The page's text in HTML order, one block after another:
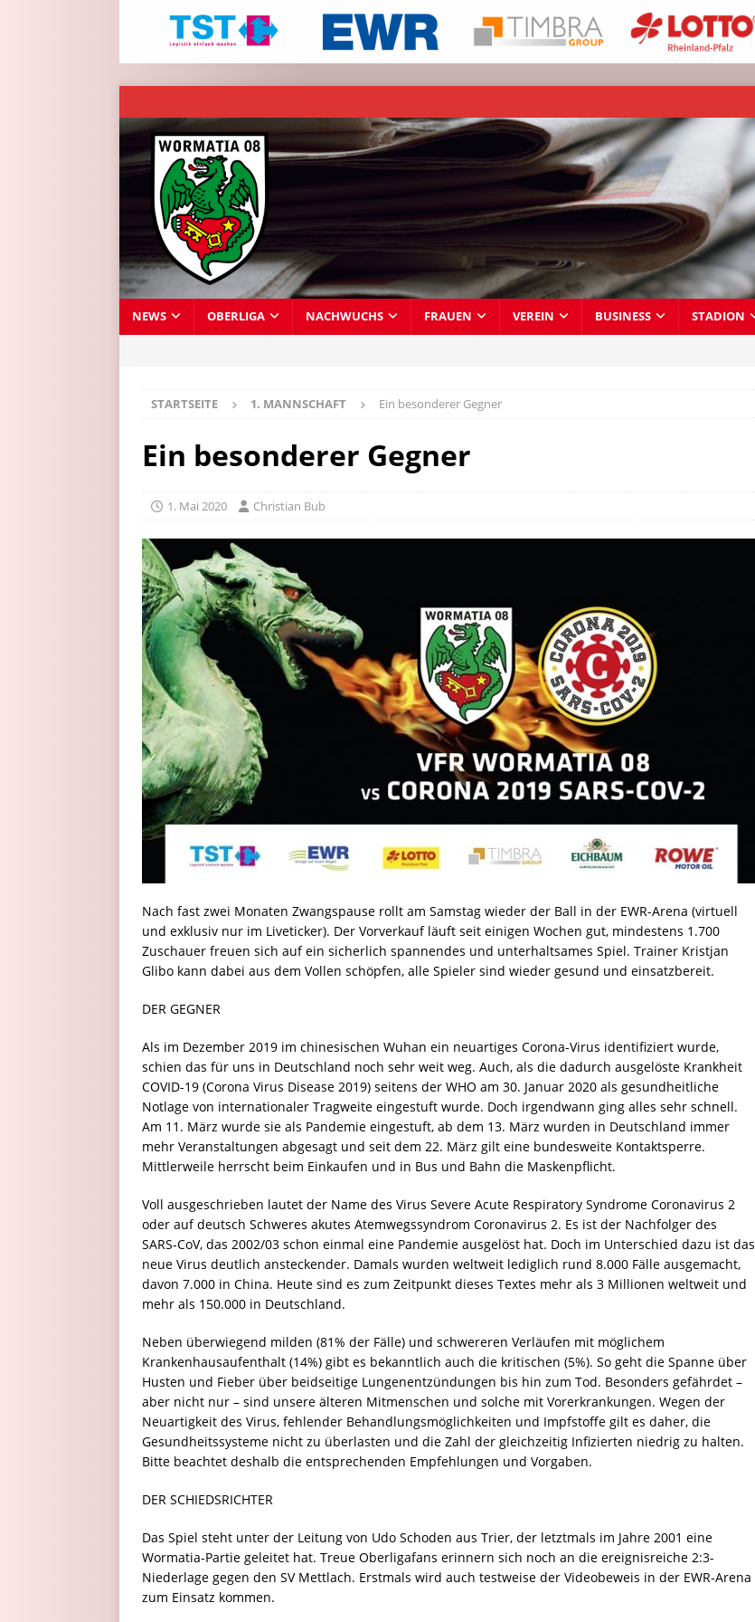
NEWS OBERLIGA NACHWUCHS FRAUEN VEREIN BUSINESS STADION
STARTSEITE 1. MANNSCHAFT Ein besonderer Gegner
Ein besonderer Gegner
1. Mai 2020 Christian Bub
Nach fast zwei Monaten Zwangspause rollt am Samstag wieder der Ball in der EWR-Arena (virtuell
und exklusiv nur im Liveticker). Der Vorverkauf läuft seit einigen Wochen gut, mindestens 1.700
Zuschauer freuen sich auf ein sicherlich spannendes und unterhaltsames Spiel. Trainer Kristjan
Glibo kann dabei aus dem Vollen schöpfen, alle Spieler sind wieder gesund und einsatzbereit.
DER GEGNER
Als im Dezember 2019 im chinesischen Wuhan ein neuartiges Corona-Virus identifiziert wurde,
schien das für uns in Deutschland noch sehr weit weg. Auch, als die dadurch ausgelöste Krankheit
COVID-19 (Corona Virus Disease 2019) seitens der WHO am 30. Januar 2020 als gesundheitliche
Notlage von internationaler Tragweite eingestuft wurde. Doch irgendwann ging alles sehr schnell.
Am 11. März wurde sie als Pandemie eingestuft, ab dem 13. März wurden in Deutschland immer
mehr Veranstaltungen abgesagt und seit dem 22. März gilt eine bundesweite Kontaktsperre.
Mittlerweile herrscht beim Einkaufen und in Bus und Bahn die Maskenpflicht.
Voll ausgeschrieben lautet der Name des Virus Severe Acute Respiratory Syndrome Coronavirus 2
oder auf deutsch Schweres akutes Atemwegssyndrom Coronavirus 2. Es ist der Nachfolger des
SARS-CoV, das 2002/03 schon einmal eine Pandemie ausgelöst hat. Doch im Unterschied dazu ist das
neue Virus deutlich ansteckender. Damals wurden weltweit lediglich rund 8.000 Fälle ausgemacht,
davon 7.000 in China. Heute sind es zum Zeitpunkt dieses Textes mehr als 3 Millionen weltweit und
mehr als 150.000 in Deutschland.
Neben überwiegend milden (81% der Fälle) und schwereren Verläufen mit möglichem
Krankenhausaufenthalt (14%) gibt es bekanntlich auch die kritischen (5%). So geht die Spanne über
Husten und Fieber über beidseitige Lungenentzündungen bis hin zum Tod. Besonders gefährdet –
aber nicht nur – sind unsere älteren Mitmenschen und solche mit Vorerkrankungen. Wegen der
Neuartigkeit des Virus, fehlender Behandlungsmöglichkeiten und Impfstoffe gilt es daher, die
Gesundheitssysteme nicht zu überlasten und die Zahl der gleichzeitig Infizierten niedrig zu halten.
Bitte beachtet deshalb die entsprechenden Empfehlungen und Vorgaben.
DER SCHIEDSRICHTER
Das Spiel steht unter der Leitung von Udo Schoden aus Trier, der letztmals im Jahre 2001 eine
Wormatia-Partie geleitet hat. Treue Oberligafans erinnern sich noch an die ereignisreiche 2:3-
Niederlage gegen den SV Mettlach. Erstmals wird auch testweise der Videobeweis in der EWR-Arena
zum Einsatz kommen.